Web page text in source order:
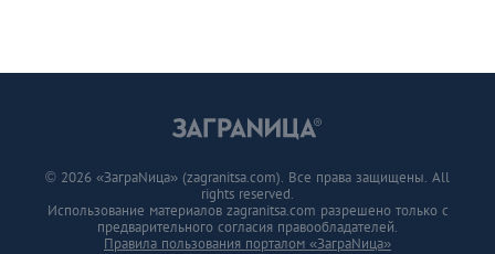
© 2026 «ЗаграNица» (zagranitsa.com). Все права защищены. All
rights reserved.
Использование материалов zagranitsa.com разрешено только с
предварительного согласия правообладателей.
Правила пользования порталом «ЗаграNица»